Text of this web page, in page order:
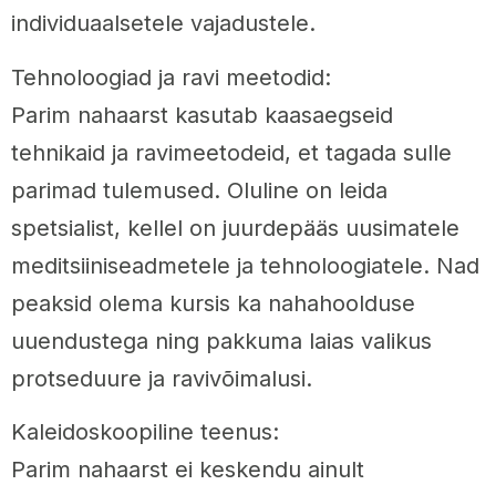
individuaalsetele vajadustele.
Tehnoloogiad ja ravi meetodid:
Parim nahaarst kasutab kaasaegseid
tehnikaid ja ravimeetodeid, et tagada sulle
parimad tulemused. Oluline on leida
spetsialist, kellel on juurdepääs uusimatele
meditsiiniseadmetele ja tehnoloogiatele. Nad
peaksid olema kursis ka nahahoolduse
uuendustega ning pakkuma laias valikus
protseduure ja ravivõimalusi.
Kaleidoskoopiline teenus:
Parim nahaarst ei keskendu ainult